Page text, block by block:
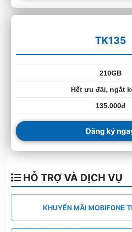
TK135
210GB
Hết ưu đãi, ngắt
135.000đ
Đăng ký
HỖ TRỢ VÀ DỊCH VỤ
KHUYẾN MÃI MOBIFONE